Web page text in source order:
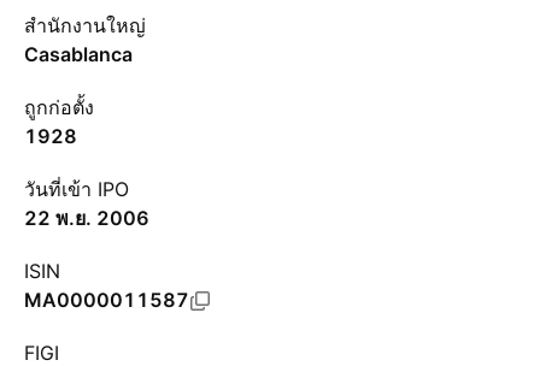
สำนักงานใหญ่
Casablanca
ถูกก่อตั้ง
1928
วันที่เข้า IPO
22 พ.ย. 2006
ISIN
MA0000011587
FIGI